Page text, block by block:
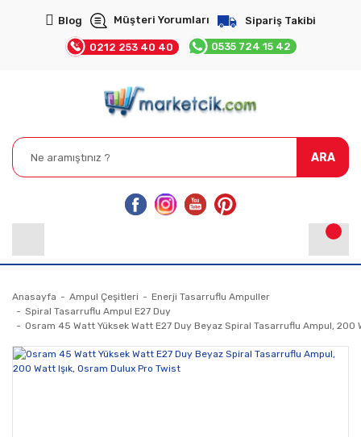
Blog Müşteri Yorumları Sipariş Takibi
0212 253 40 40 0535 724 15 42
ARA
Anasayfa Ampul Çeşitleri
Enerji Tasarruflu Ampuller
Spiral Tasarruflu Ampul E27 Duy
Osram 45 Watt Yüksek Watt E27 Duy Beyaz Spiral Tasarruflu Ampul, 200